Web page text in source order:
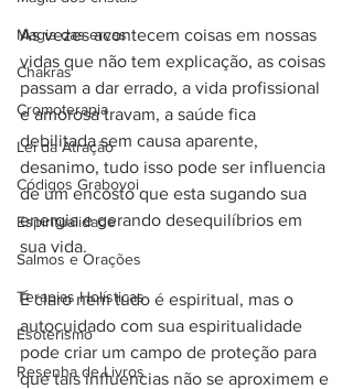
Magia das ervas
Chakras
Cromoterapia
Lei da Atração
Códigos Grabovoi
Espiritualidade
Salmos e Orações
Terapias Holísticas
Esoterismo
Resenha de Livros
As vezes acontecem coisas em nossas
vidas que não tem explicação, as coisas
passam a dar errado, a vida profissional
e amorosa travam, a saúde fica
debilitada sem causa aparente,
desanimo, tudo isso pode ser influencia
de um encosto que esta sugando sua
energia e gerando desequilíbrios em
sua vida.
É claro nem tudo é espiritual, mas o
autocuidado com sua espiritualidade
pode criar um campo de proteção para
que tais influencias não se aproximem e